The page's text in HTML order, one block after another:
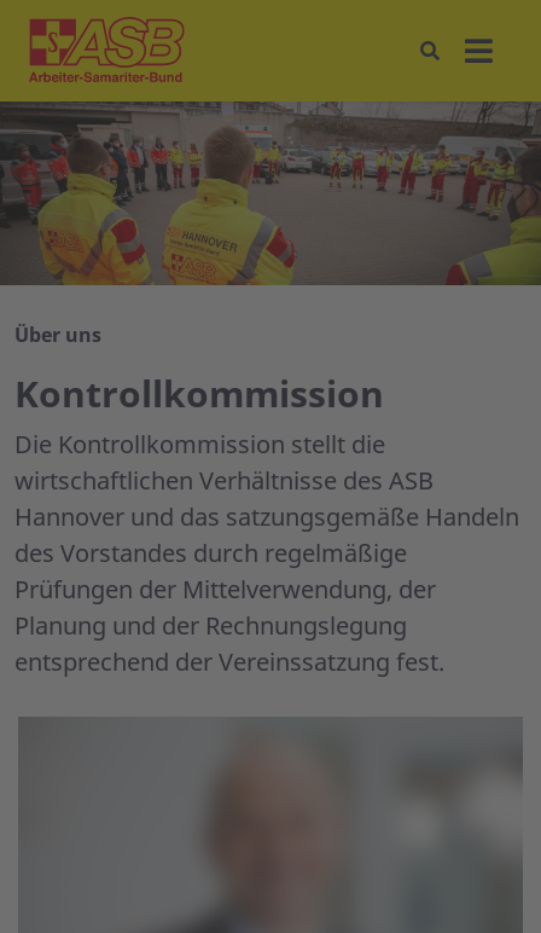
Über uns
Kontrollkommission
Die Kontrollkommission stellt die
wirtschaftlichen Verhältnisse des ASB
Hannover und das sat­zungs­ge­mäße Handeln
des Vorstandes durch regelmäßige
Prüfungen der Mittelverwendung, der
Planung und der Rechnungslegung
entsprechend der Vereinssatzung fest.